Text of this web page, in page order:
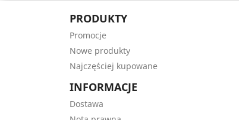
PRODUKTY
Promocje
Nowe produkty
Najczęściej kupowane
INFORMACJE
Dostawa